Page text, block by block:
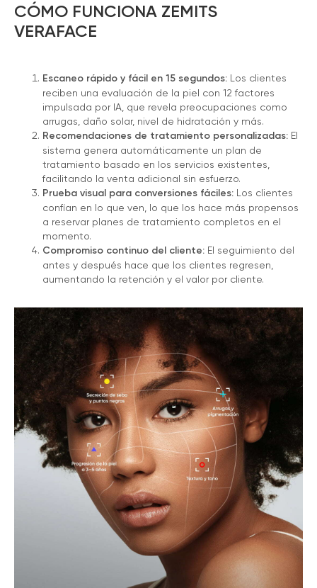
CÓMO FUNCIONA ZEMITS
VERAFACE
Escaneo rápido y fácil en 15 segundos: Los clientes
reciben una evaluación de la piel con 12 factores
impulsada por IA, que revela preocupaciones como
arrugas, daño solar, nivel de hidratación y más.
Recomendaciones de tratamiento personalizadas: El
sistema genera automáticamente un plan de
tratamiento basado en los servicios existentes,
facilitando la venta adicional sin esfuerzo.
Prueba visual para conversiones fáciles: Los clientes
confían en lo que ven, lo que los hace más propensos
a reservar planes de tratamiento completos en el
momento.
Compromiso continuo del cliente: El seguimiento del
antes y después hace que los clientes regresen,
aumentando la retención y el valor por cliente.